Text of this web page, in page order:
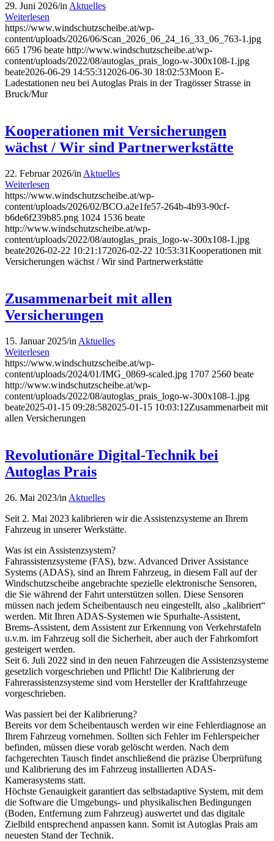
29. Juni 2026/in Aktuelles
Weiterlesen
https://www.windschutzscheibe.at/wp-
content/uploads/2026/06/Scan_2026_06_24_16_33_06_763-1.jpg
665 1796 beate http://www.windschutzscheibe.at/wp-
content/uploads/2022/08/autoglas_prais_logo-w-300x108-1.jpg
beate2026-06-29 14:55:31 2026-06-30 18:02:53Moon E-
Ladestationen neu bei Autoglas Prais in der Tragösser Strasse in
Bruck/Mur
Kooperationen mit Versicherungen
wächst / Wir sind Partnerwerkstätte
22. Februar 2026/in Aktuelles
Weiterlesen
https://www.windschutzscheibe.at/wp-
content/uploads/2026/02/BCO.a2e1fe57-264b-4b93-90cf-
b6de6f239b85.png 1024 1536 beate
http://www.windschutzscheibe.at/wp-
content/uploads/2022/08/autoglas_prais_logo-w-300x108-1.jpg
beate2026-02-22 10:21:172026-02-22 10:53:31Kooperationen mit
Versicherungen wächst / Wir sind Partnerwerkstätte
Zusammenarbeit mit allen
Versicherungen
15. Januar 2025/in Aktuelles
Weiterlesen
https://www.windschutzscheibe.at/wp-
content/uploads/2024/01/IMG_0869-scaled.jpg 1707 2560 beate
http://www.windschutzscheibe.at/wp-
content/uploads/2022/08/autoglas_prais_logo-w-300x108-1.jpg
beate2025-01-15 09:28:582025-01-15 10:03:12Zusammenarbeit mit
allen Versicherungen
Revolutionäre Digital-Technik bei
Autoglas Prais
26. Mai 2023/in Aktuelles
Seit 2. Mai 2023 kalibrieren wir die Assistenzsysteme an Ihrem
Fahrzeug in unserer Werkstätte.
Was ist ein Assistenzsystem?
Fahrassistenzsysteme (FAS), bzw. Advanced Driver Assistance
Systems (ADAS), sind an Ihrem Fahrzeug, in diesem Fall auf der
Windschutzscheibe angebrachte spezielle elektronische Sensoren,
die Sie während der Fahrt unterstützen sollen. Diese Sensoren
müssen nach jedem Scheibentausch neu eingestellt, also „kalibriert“
werden. Mit Ihren ADAS-Systemen wie Spurhalte-Assistent,
Brems-Assistent, dem Assistent zur Erkennung von Verkehrstafeln
u.v.m. im Fahrzeug soll die Sicherheit, aber auch der Fahrkomfort
gesteigert werden.
Seit 6. Juli 2022 sind in den neuen Fahrzeugen die Assistenzsysteme
gesetzlich vorgeschrieben und Pflicht! Die Kalibrierung der
Fahrerassistenzsysteme sind vom Hersteller der Kraftfahrzeuge
vorgeschrieben.
Was passiert bei der Kalibrierung?
Bereits vor dem Scheibentausch werden wir eine Fehlerdiagnose an
Ihrem Fahrzeug vornehmen. Sollten sich Fehler im Fehlerspeicher
befinden, müssen diese vorab gelöscht werden. Nach dem
fachgerechten Tausch findet anschließend die präzise Überprüfung
und Kalibrierung des im Fahrzeug installierten ADAS-
Kamerasystems statt.
Höchste Genauigkeit garantiert das selbstadaptive System, mit dem
die Software die Umgebungs- und physikalischen Bedingungen
(Boden, Entfernung zum Fahrzeug) auswertet und das digitale
Zielbild entsprechend anpassen kann. Somit ist Autoglas Prais am
neuesten Stand der Technik.